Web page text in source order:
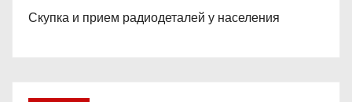
Скупка и прием радиодеталей у населения